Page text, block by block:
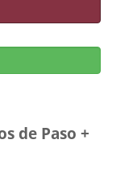
de Paso +